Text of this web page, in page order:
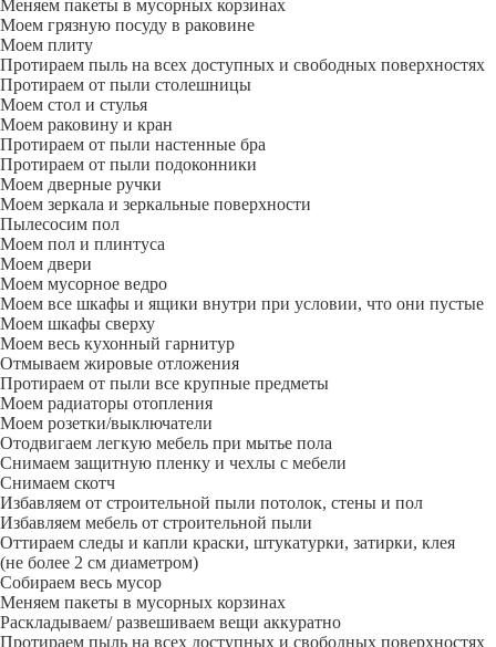
Меняем пакеты в мусорных корзинах
Моем грязную посуду в раковине
Моем плиту
Протираем пыль на всех доступных и свободных поверхностях
Протираем от пыли столешницы
Моем стол и стулья
Моем раковину и кран
Протираем от пыли настенные бра
Протираем от пыли подоконники
Моем дверные ручки
Моем зеркала и зеркальные поверхности
Пылесосим пол
Моем пол и плинтуса
Моем двери
Моем мусорное ведро
Моем все шкафы и ящики внутри при условии, что они пустые
Моем шкафы сверху
Моем весь кухонный гарнитур
Отмываем жировые отложения
Протираем от пыли все крупные предметы
Моем радиаторы отопления
Моем розетки/выключатели
Отодвигаем легкую мебель при мытье пола
Снимаем защитную пленку и чехлы с мебели
Снимаем скотч
Избавляем от строительной пыли потолок, стены и пол
Избавляем мебель от строительной пыли
Оттираем следы и капли краски, штукатурки, затирки, клея
(не более 2 см диаметром)
Собираем весь мусор
Меняем пакеты в мусорных корзинах
Раскладываем/ развешиваем вещи аккуратно
Протираем пыль на всех доступных и свободных поверхностях